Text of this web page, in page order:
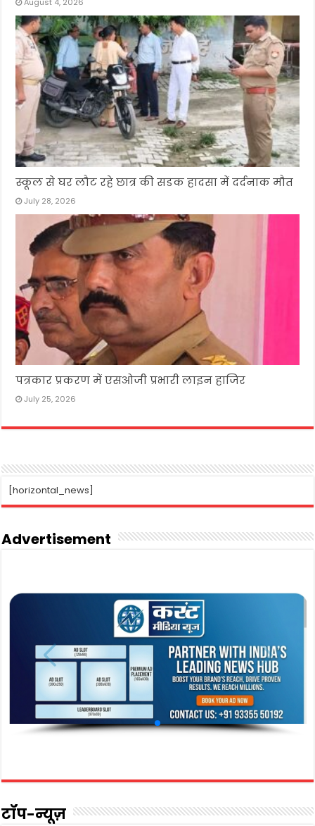
स्कूल से घर लौट रहे छात्र की सडक हादसा में दर्दनाक मौत
July 28, 2026
पत्रकार प्रकरण में एसओजी प्रभारी लाइन हाजिर
July 25, 2026
[horizontal_news]
Advertisement
टॉप-न्यूज़